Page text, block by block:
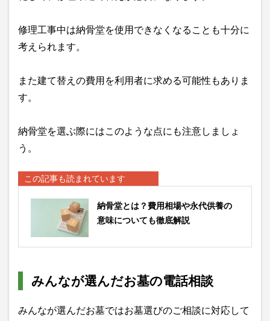
修理工事中は納骨堂を使用できなくなることも十分に
考えられます。
また建て替えの費用を利用者に求める可能性もありま
す。
納骨堂を選ぶ際にはこのような点にも注意しましょ
う。
この記事も読まれています
納骨堂とは？費用相場や永代供養の
意味についても徹底解説
みんなが選んだお墓の電話相談
みんなが選んだお墓ではお墓選びのご相談に対応して